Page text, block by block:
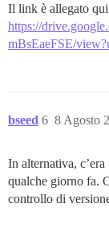
Il link è allegato
https://
mBsEaeFSE/
bseed 8 Agosto
6
In alternativa,
qualche giorno fa.
controllo di